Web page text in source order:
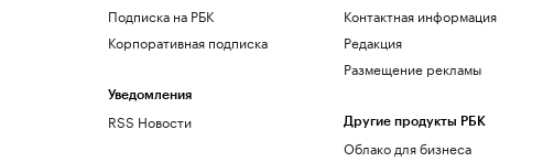
Подписка на РБК
Корпоративная подписка
Уведомления
RSS Новости
Контактная информация
Редакция
Размещение рекламы
Другие продукты РБК
Облако для бизнеса